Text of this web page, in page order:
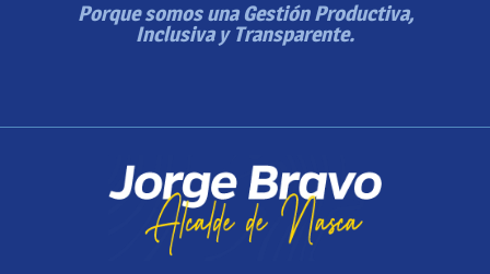
Porque somos una Gestión Productiva,
Inclusiva y Transparente.